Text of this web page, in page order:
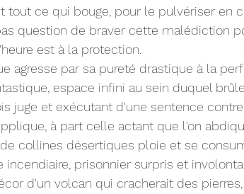
tout ce qui bouge, pour le pulvériser en
question de braver cette malédiction
est à la protection.
agresse par sa pureté drastique à la
espace infini au sein duquel
juge et exécutant d'une sentence
à part celle actant que l'on
collines désertiques ploie et se
prisonnier surpris et
d'un volcan qui cracherait des